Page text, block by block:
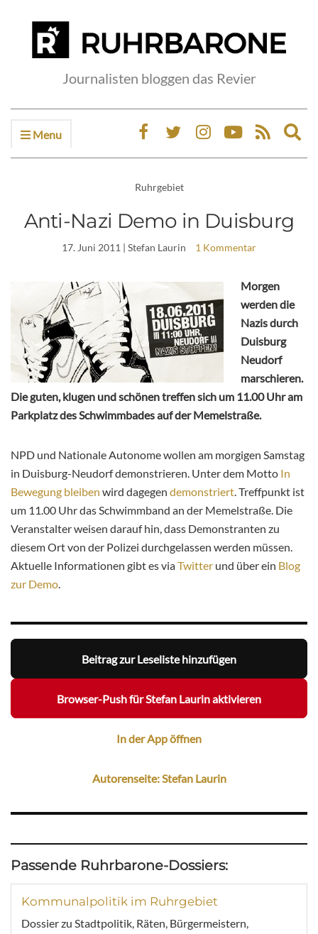
Journalisten bloggen das Revier
Menu
Ruhrgebiet
Anti-Nazi Demo in Duisburg
17. Juni 2011 | Stefan Laurin 1 Kommentar
Morgen
werden die
Nazis durch
Duisburg
Neudorf
marschieren.
Die guten, klugen und schönen treffen sich um 11.00 Uhr am
Parkplatz des Schwimmbades auf der Memelstraße.
NPD und Nationale Autonome wollen am morgigen Samstag
in Duisburg-Neudorf demonstrieren. Unter dem Motto In
Bewegung bleiben wird dagegen demonstriert. Treffpunkt ist
um 11.00 Uhr das Schwimmband an der Memelstraße. Die
Veranstalter weisen darauf hin, dass Demonstranten zu
diesem Ort von der Polizei durchgelassen werden müssen.
Aktuelle Informationen gibt es viaTwitter und über ein Blog
zur Demo.
Beitrag zur Leseliste hinzufügen
Browser-Push für Stefan Laurin aktivieren
In der App öffnen
Autorenseite: Stefan Laurin
Passende Ruhrbarone-Dossiers:
Kommunalpolitik im Ruhrgebiet
Dossier zu Stadtpolitik, Räten, Bürgermeistern,